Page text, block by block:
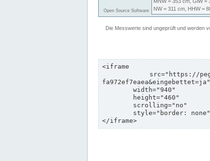
<iframe
fa972ef7eaea&eingebettet=ja"
</iframe>